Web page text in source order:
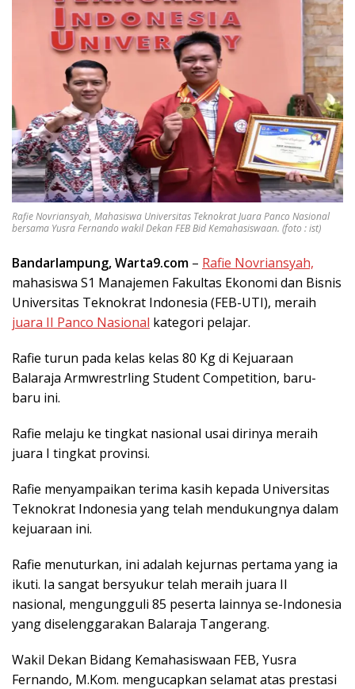
Rafie Novriansyah, Mahasiswa Universitas Teknokrat Juara Panco Nasional
bersama Yusra Fernando wakil Dekan FEB Bid Kemahasiswaan. (foto : ist)
Bandarlampung, Warta9.com – Rafie Novriansyah,
mahasiswa S1 Manajemen Fakultas Ekonomi dan Bisnis
Universitas Teknokrat Indonesia (FEB-UTI), meraih
juara II Panco Nasional kategori pelajar.
Rafie turun pada kelas kelas 80 Kg di Kejuaraan
Balaraja Armwrestrling Student Competition, baru-
baru ini.
Rafie melaju ke tingkat nasional usai dirinya meraih
juara I tingkat provinsi.
Rafie menyampaikan terima kasih kepada Universitas
Teknokrat Indonesia yang telah mendukungnya dalam
kejuaraan ini.
Rafie menuturkan, ini adalah kejurnas pertama yang ia
ikuti. Ia sangat bersyukur telah meraih juara II
nasional, mengungguli 85 peserta lainnya se-Indonesia
yang diselenggarakan Balaraja Tangerang.
Wakil Dekan Bidang Kemahasiswaan FEB, Yusra
Fernando, M.Kom. mengucapkan selamat atas prestasi